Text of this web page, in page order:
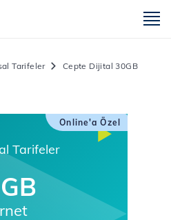
Tarifeler Cepte Dijital 30GB
Online'a Özel
Tarifeler